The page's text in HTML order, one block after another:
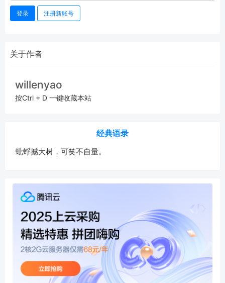
登录 注册新账号
关于作者
willenyao
按Ctrl + D 一键收藏本站
经典语录
蚍蜉撼大树，可笑不自量。